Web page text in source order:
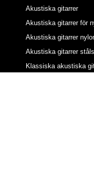
Akustiska gitarrer
Akustiska gitarrer för
Akustiska gitarrer
Akustiska gitarrer
Klassiska akustiska